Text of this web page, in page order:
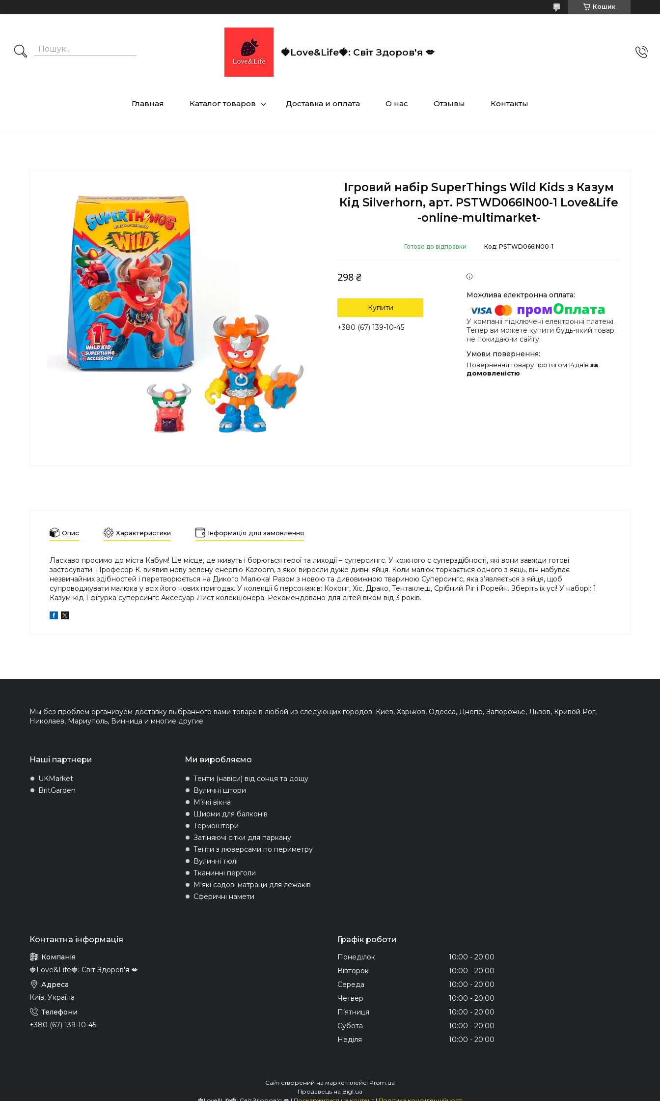
Кошик
🍓Love&Life🍓: Світ Здоров'я 💋
Главная Каталог товаров Доставка и оплата О нас Отзывы Контакты
Ігровий набір SuperThings Wild Kids з Казум
Кід Silverhorn, арт. PSTWD066IN00-1 Love&Life
-online-multimarket-
Готово до відправки Код: PSTWD066IN00-1
298 ₴
Купити
+380 (67) 139-10-45
У компанії підключені електронні платежі.
Тепер ви можете купити будь-який товар
не покидаючи сайту.
повернення товару протягом 14 днів за
домовленістю
Опис Характеристики Інформація для замовлення
Ласкаво просимо до міста Кабум! Це місце, де живуть і борються герої та лиходії – суперсингс. У кожного є суперздібності, які вони завжди готові
застосувати. Професор К. виявив нову зелену енергію Kazoom, з якої виросли дуже дивні яйця. Коли малюк торкається одного з яєць, він набуває
незвичайних здібностей і перетворюється на Дикого Малюка! Разом з новою та дивовижною твариною Суперсингс, яка з’являється з яйця, щоб
супроводжувати малюка у всіх його нових пригодах. У колекції 6 персонажів: Коконг, Хіс, Драко, Тентаклеш, Срібний Ріг і Рорейн. Зберіть їх усі! У наборі: 1
Казум-кід 1 фігурка суперсингс Аксесуар Лист колекціонера. Рекомендовано для дітей віком від 3 років.
Мы без проблем организуем доставку выбранного вами товара в любой из следующих городов: Киев, Харьков, Одесса, Днепр, Запорожье, Львов, Кривой Рог,
Николаев, Мариуполь, Винница и многие другие
Наші партнери
UKMarket
BritGarden
Ми виробляємо
Тенти (навіси) від сонця та дощу
Вуличні штори
М'які вікна
Ширми для балконів
Термоштори
Затіняючі сітки для паркану
Тенти з люверсами по периметру
Вуличні тюлі
Тканинні перголи
М'які садові матраци для лежаків
Сферичні намети
🍓Love&Life🍓: Світ Здоров'я 💋
Київ, Україна
+380 (67) 139-10-45
Графік роботи
Понеділок 10:00
20:00
Вівторок
10:00
20:00
Середа
10:00
20:00
Четвер
10:00
20:00
Пʼятниця
10:00
20:00
Субота
10:00
20:00
Неділя
10:00 20:00
Сайт створений на маркетплейсі Prom.ua
Продавець на Bigl.ua